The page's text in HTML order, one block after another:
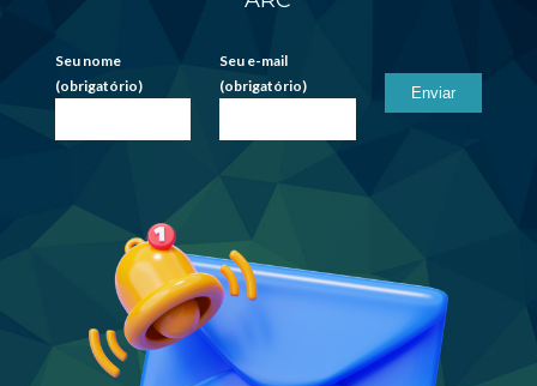
Seu nome
(obrigatório)
Seu e-mail
(obrigatório)